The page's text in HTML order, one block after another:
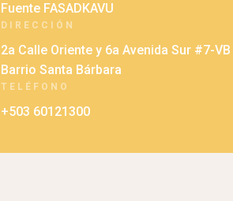
Fuente FASADKAVU
DIRECCIÓN
2a Calle Oriente y 6a Avenida Sur #7-VB
Barrio Santa Bárbara
TELÉFONO
+503 60121300